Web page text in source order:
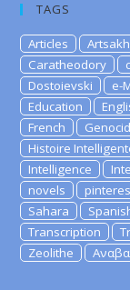
TAGS
Articles Artsakh
Caratheodory
Dostoievski
e-
Education
French
Histoire
Intelligence
novels
Sahara
Transcription
Zeolithe